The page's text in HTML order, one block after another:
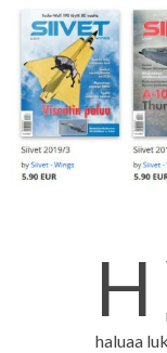
H
haluaa